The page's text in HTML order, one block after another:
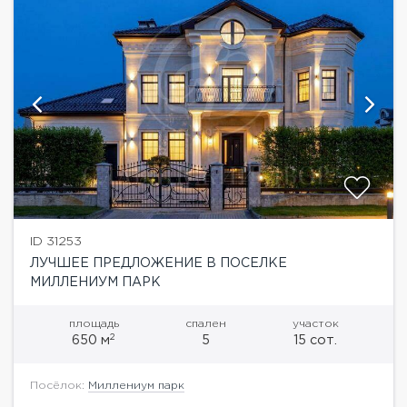
ID 31253
ЛУЧШЕЕ ПРЕДЛОЖЕНИЕ В ПОСЕЛКЕ
МИЛЛЕНИУМ ПАРК
площадь
650 м2
спален
5
участок
15 сот.
Посёлок: Миллениум парк